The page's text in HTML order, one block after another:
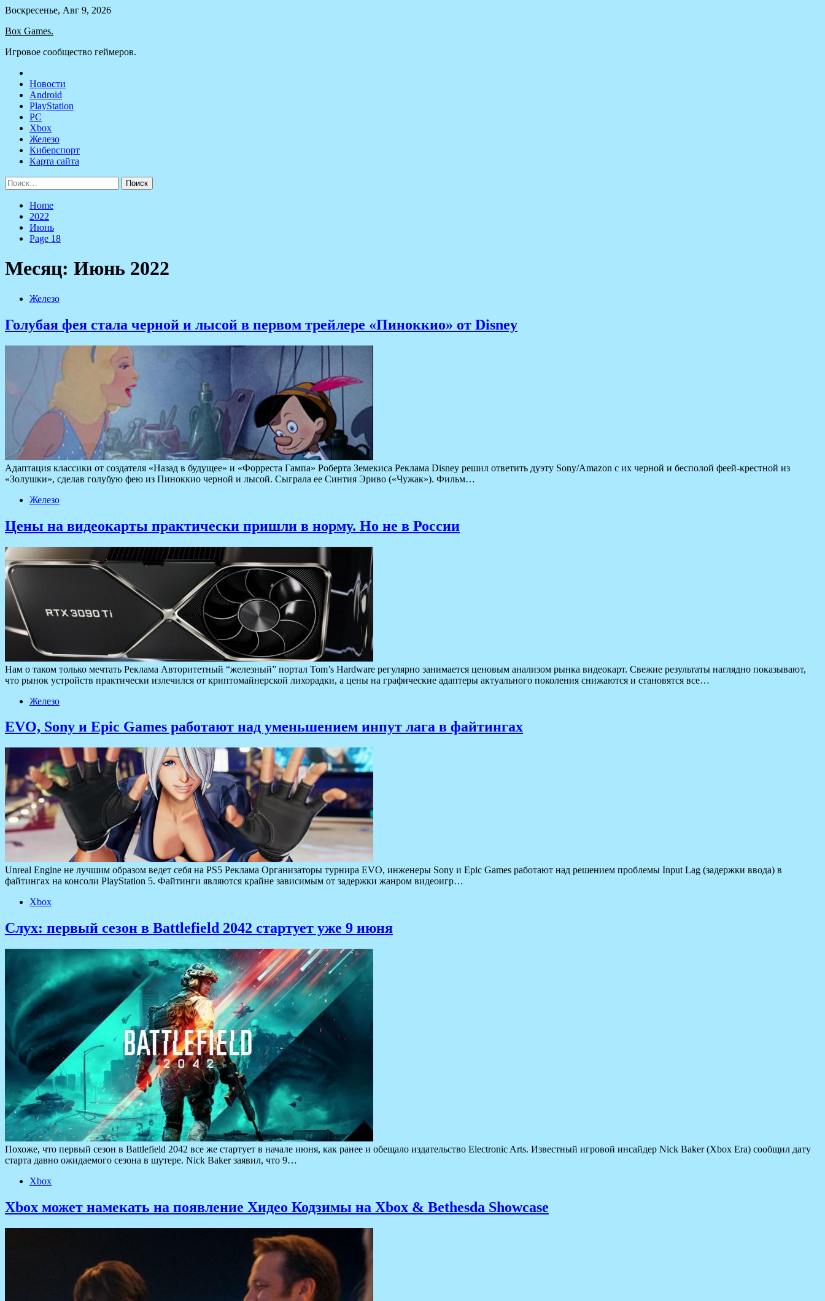
Skip
content
Воскресенье, Авг 9, 2026
Box Games.
Игровое сообщество геймеров.
Новости
Android
PlayStation
PC
Xbox
Железо
Киберспорт
Карта сайта
Найти:
Home
2022
Июнь
Page 18
Месяц: Июнь 2022
Железо
Голубая фея стала черной и лысой в первом трейлере «Пиноккио» от Disney
Адаптация классики от создателя «Назад в будущее» и «Форреста Гампа» Роберта Земекиса Реклама Disney решил ответить дуэту Sony/Amazon с их черной и бесполой феей-крестной из
«Золушки», сделав голубую фею из Пиноккио черной и лысой. Сыграла ее Синтия Эриво («Чужак»). Фильм…
Железо
Цены на видеокарты практически пришли в норму. Но не в России
Нам о таком только мечтать Реклама Авторитетный “железный” портал Tom’s Hardware регулярно занимается ценовым анализом рынка видеокарт. Свежие результаты наглядно показывают,
что рынок устройств практически излечился от криптомайнерской лихорадки, а цены на графические адаптеры актуального поколения снижаются и становятся все…
Железо
EVO, Sony и Epic Games работают над уменьшением инпут лага в файтингах
Unreal Engine не лучшим образом ведет себя на PS5 Реклама Организаторы турнира EVO, инженеры Sony и Epic Games работают над решением проблемы Input Lag (задержки ввода) в
файтингах на консоли PlayStation 5. Файтинги являются крайне зависимым от задержки жанром видеоигр…
Xbox
Слух: первый сезон в Battlefield 2042 стартует уже 9 июня
Похоже, что первый сезон в Battlefield 2042 все же стартует в начале июня, как ранее и обещало издательство Electronic Arts. Известный игровой инсайдер Nick Baker (Xbox Era) сообщил дату
старта давно ожидаемого сезона в шутере. Nick Baker заявил, что 9…
Xbox
Xbox может намекать на появление Хидео Кодзимы на Xbox & Bethesda Showcase